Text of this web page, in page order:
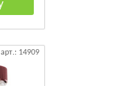
арт.: 14909